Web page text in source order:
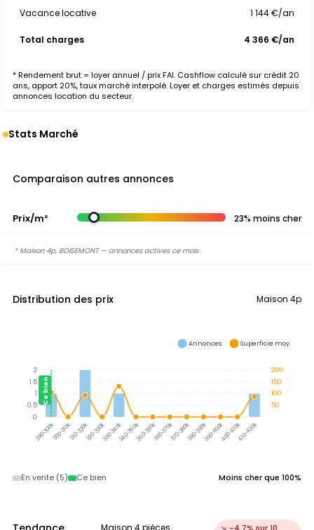
Vacance locative 1 144 €/an
Total charges 4 366 €/an
* Rendement brut = loyer annuel / prix FAI. Cashflow calculé sur crédit 20
ans, apport 20%, taux marché interpolé. Loyer et charges estimés depuis
annonces location du secteur.
Stats Marché
Comparaison autres annonces
Prix/m² 23% moins cher
* Maison 4p, BOISEMONT — annonces actives ce mois
Distribution des prix Maison 4p
290-300k300-310k310-320k320-330k330-340k340-350k350-360k360-370k370-380k380-390k390-400k400-410k410-420k
Ce bien
200
150
100
50
2
1.5
1
0.5
0
Annonces Superficie moy.
En vente (5) Ce bien Moins cher que 100%
Maison 4 pièces,